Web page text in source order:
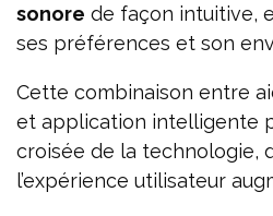
sonore de façon intuitive,
ses préférences et son
Cette combinaison entre
et application intelligente
croisée de la technologie,
l’expérience utilisateur